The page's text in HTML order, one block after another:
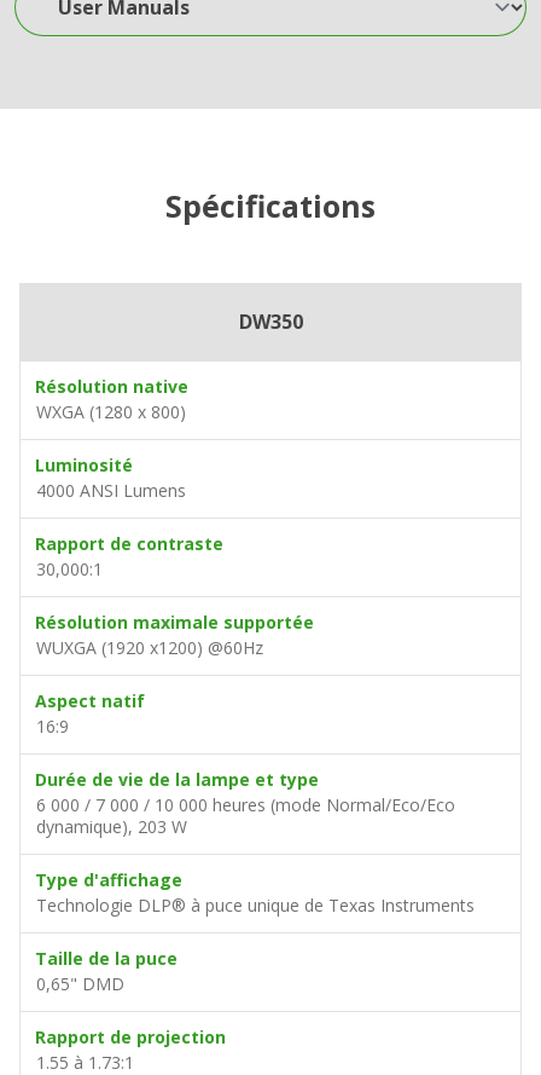
Spécifications
DW350
Résolution native
WXGA (1280 x 800)
Luminosité
4000 ANSI Lumens
Rapport de contraste
30,000:1
Résolution maximale supportée
WUXGA (1920 x1200) @60Hz
Aspect natif
16:9
Durée de vie de la lampe et type
6 000 / 7 000 / 10 000 heures (mode Normal/Eco/Eco
dynamique), 203 W
Type d'affichage
Technologie DLP® à puce unique de Texas Instruments
Taille de la puce
0,65" DMD
Rapport de projection
1.55 à 1.73:1